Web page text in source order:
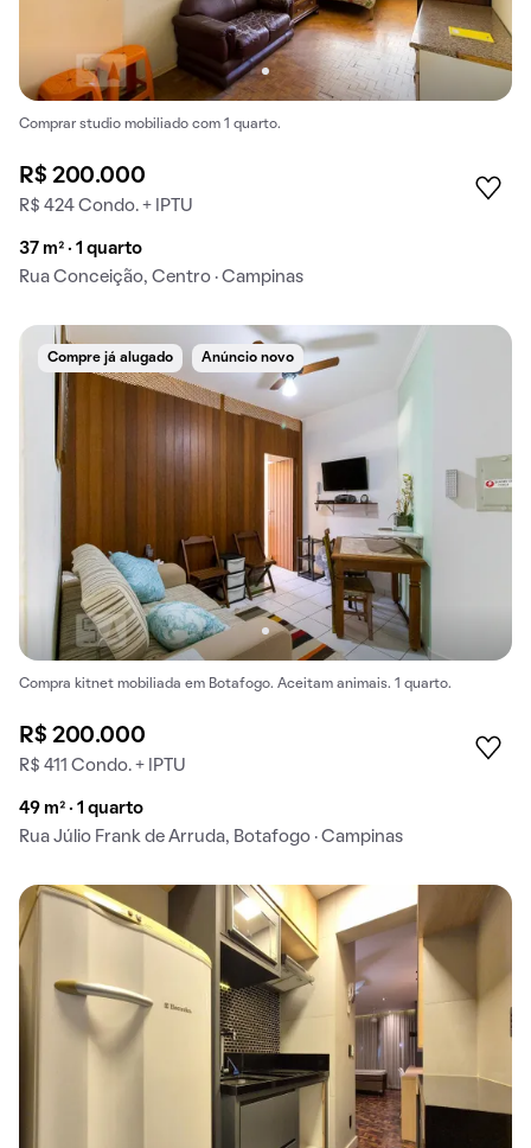
Comprar studio mobiliado com 1 quarto.
R$ 200.000
R$ 424 Condo. + IPTU
37 m² · 1 quarto
Rua Conceição, Centro · Campinas
Compre já alugado Anúncio novo
Compra kitnet mobiliada em Botafogo. Aceitam animais. 1 quarto.
R$ 200.000
R$ 411 Condo. + IPTU
49 m² · 1 quarto
Rua Júlio Frank de Arruda, Botafogo · Campinas